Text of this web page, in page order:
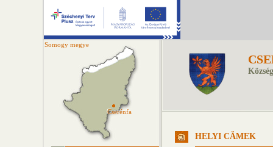
Somogy megye
Cserénfa
Cserénfa
HELYI CĂ­MEK